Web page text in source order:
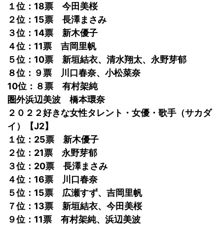
１位：18票 今田美桜
２位：15票 長澤まさみ
３位：14票 新木優子
４位：11票 吉岡里帆
５位：10票 新垣結衣、清水翔太、永野芽郁
８位：９票 川口春奈、小松菜奈
10位：８票 有村架純
圏外浜辺美波 橋本環奈
２０２２好きな女性タレント・女優・歌手（サカダ
イ）【J2】
１位：25票 新木優子
２位：21票 永野芽郁
３位：20票 長澤まさみ
４位：16票 川口春奈
５位：15票 広瀬すず、吉岡里帆
７位：13票 新垣結衣、今田美桜
９位：11票 有村架純、浜辺美波